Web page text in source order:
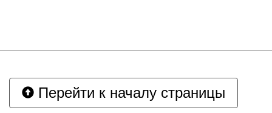
Перейти к началу страницы